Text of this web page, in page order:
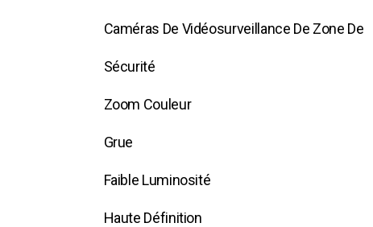
Caméras De Vidéosurveillance De Zone De
Sécurité
Zoom Couleur
Grue
Faible Luminosité
Haute Définition